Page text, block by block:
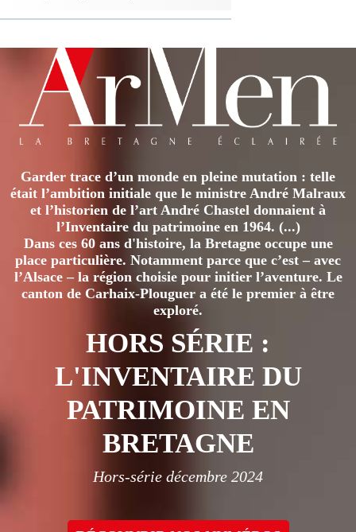
Garder trace d’un monde en pleine mutation : telle
était l’ambition initiale que le ministre André Malraux
et l’historien de l’art André Chastel donnaient à
l’Inventaire du patrimoine en 1964. (...)
Dans ces 60 ans d'histoire, la Bretagne occupe une
place particulière. Notamment parce que c’est – avec
l’Alsace – la région choisie pour initier l’aventure. Le
canton de Carhaix-Plouguer a été le premier à être
exploré.
HORS SÉRIE :
L'INVENTAIRE DU
PATRIMOINE EN
BRETAGNE
Hors-série décembre 2024